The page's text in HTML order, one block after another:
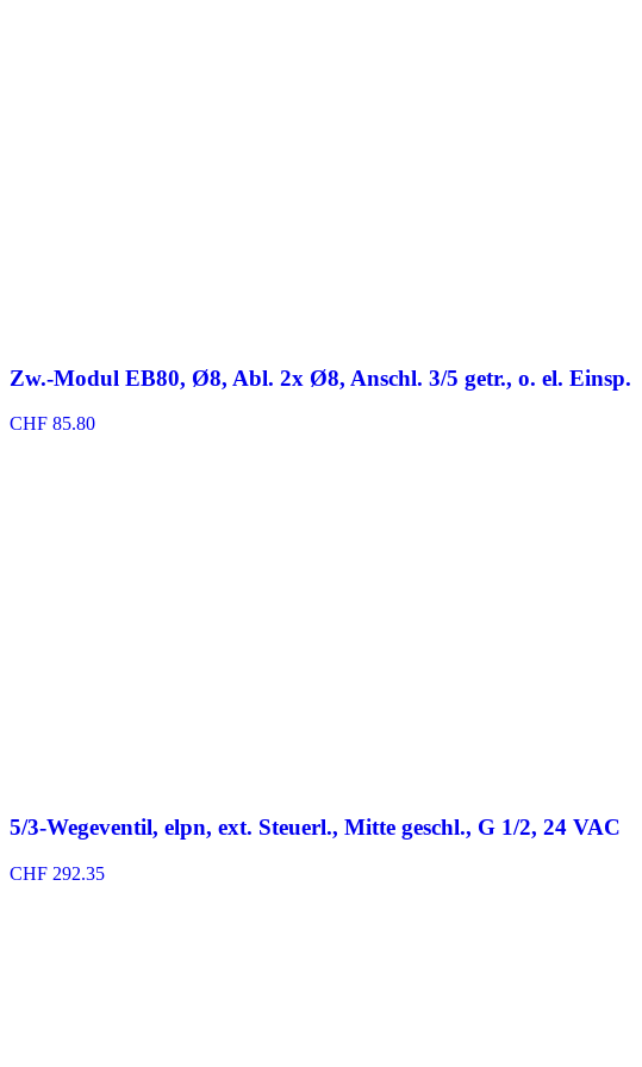
Zw.-Modul EB80, Ø8, Abl. 2x Ø8, Anschl. 3/5 getr., o. el. Einsp.
CHF 85.80
5/3-Wegeventil, elpn, ext. Steuerl., Mitte geschl., G 1/2, 24 VAC
CHF 292.35